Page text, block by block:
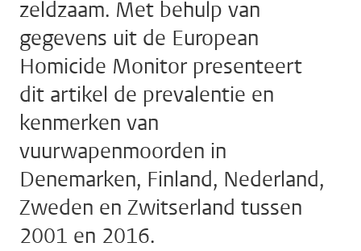
zeldzaam. Met behulp van
gegevens uit de European
Homicide Monitor presenteert
dit artikel de prevalentie en
kenmerken van
vuurwapenmoorden in
Denemarken, Finland, Nederland,
Zweden en Zwitserland tussen
2001 en 2016.